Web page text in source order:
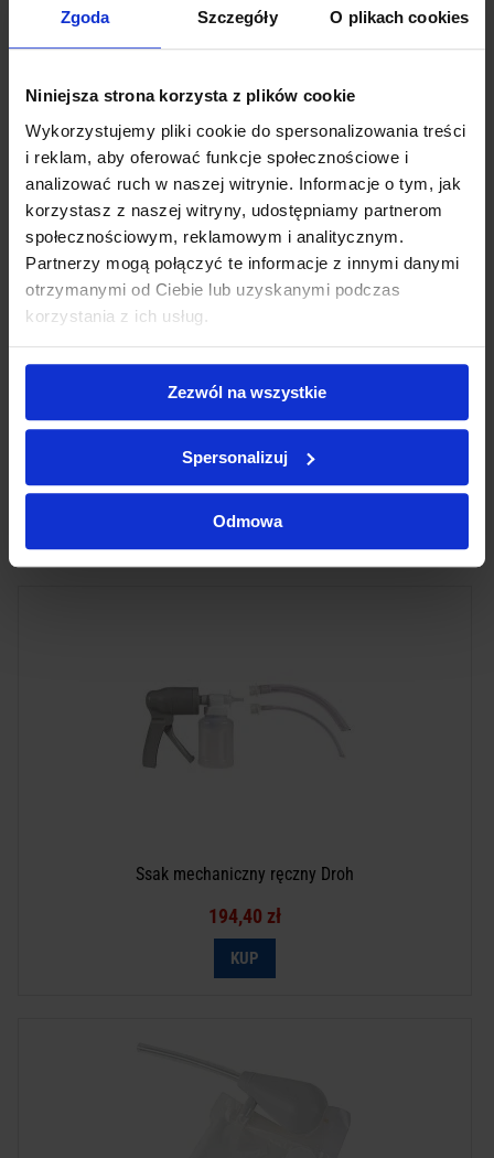
Zgoda Szczegóły O plikach cookies
Niniejsza strona korzysta z plików cookie
Wykorzystujemy pliki cookie do spersonalizowania treści
i reklam, aby oferować funkcje społecznościowe i
analizować ruch w naszej witrynie. Informacje o tym, jak
korzystasz z naszej witryny, udostępniamy partnerom
społecznościowym, reklamowym i analitycznym.
Partnerzy mogą połączyć te informacje z innymi danymi
otrzymanymi od Ciebie lub uzyskanymi podczas
korzystania z ich usług.
Zezwól na wszystkie
Spersonalizuj
Odmowa
Rurka krtaniowa LTS-D
118,80 zł
WYBIERZ
75,60 zł
Ssak mechaniczny ręczny Droh
194,40 zł